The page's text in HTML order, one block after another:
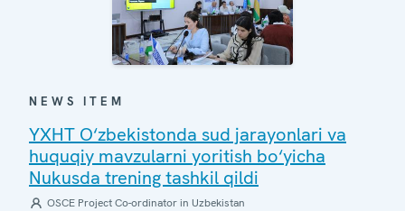
NEWS ITEM
YXHT O‘zbekistonda sud jarayonlari va
huquqiy mavzularni yoritish bo‘yicha
Nukusda trening tashkil qildi
OSCE Project Co-ordinator in Uzbekistan